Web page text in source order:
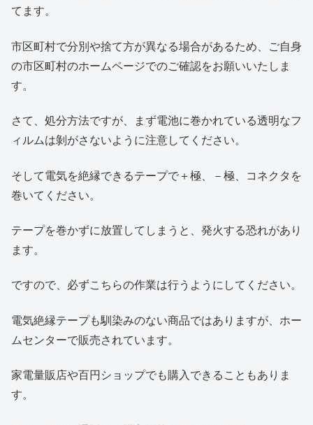
てます。
市区町村で分別や捨て方が異なる場合があるため、ご自身
の市区町村のホームページでのご確認をお願いいたしま
す。
さて、処分方法ですが、まず電池に巻かれている透明なフ
ィルムは剝がさないように注意してください。
そして電気を絶縁できるテープで＋極、－極、コネクタを
巻いてください。
テープを巻かずに放置してしまうと、発火する恐れがあり
ます。
ですので、必ずこちらの作業は行うようにしてください。
電気絶縁テープも馴染みのない商品ではありますが、ホー
ムセンターで販売されています。
家電量販店や百円ショップでも購入できることもありま
す。